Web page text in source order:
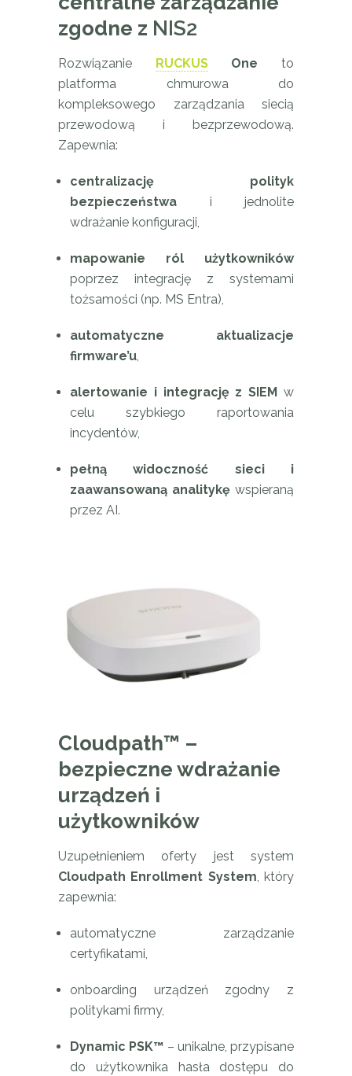
zgodne z NIS2
Rozwiązanie RUCKUSOne to
platforma chmurowa do
kompleksowego zarządzania siecią
przewodową i bezprzewodową.
Zapewnia:
centralizację polityk
bezpieczeństwa i jednolite
wdrażanie konfiguracji,
mapowanie ról użytkowników
poprzez integrację z systemami
tożsamości (np. MS Entra),
automatyczne aktualizacje
firmware’u,
alertowanie i integrację z SIEM w
celu szybkiego raportowania
incydentów,
pełną widoczność sieci i
zaawansowaną analitykę wspieraną
przez AI.
Cloudpath™ –
bezpieczne wdrażanie
urządzeń i
użytkowników
Uzupełnieniem oferty jest system
Cloudpath Enrollment System, który
zapewnia:
automatyczne zarządzanie
certyfikatami,
onboarding urządzeń zgodny z
politykami firmy,
Dynamic PSK™ – unikalne, przypisane
do użytkownika hasła dostępu do